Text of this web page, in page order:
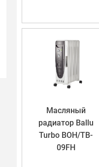
Масляный
радиатор Ballu
Turbo BOH/TB-
09FH